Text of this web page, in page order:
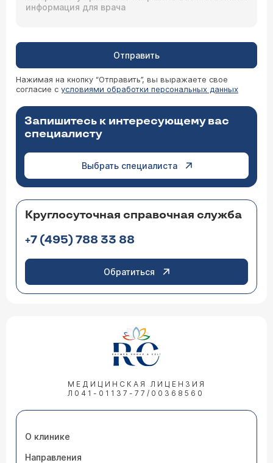
Отправить
Нажимая на кнопку “Отправить”, вы выражаете свое
согласие с условиями обработки персональных данных
Запишитесь к интересующему вас
специалисту
Выбрать специалиста
Круглосуточная справочная служба
+7 (495) 788 33 88
Обратиться
МЕДИЦИНСКАЯ ЛИЦЕНЗИЯ
Л041-01137-77/00368560
О клинике
Направления